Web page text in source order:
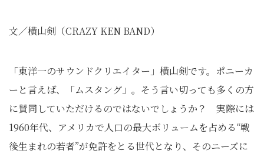
文／横山剣（CRAZY KEN BAND）
「東洋一のサウンドクリエイター」横山剣です。ポニーカ
ーと言えば、「ムスタング」。そう言い切っても多くの方
に賛同していただけるのではないでしょうか？ 実際には
1960年代、アメリカで人口の最大ボリュームを占める“戦
後生まれの若者”が免許をとる世代となり、そのニーズに